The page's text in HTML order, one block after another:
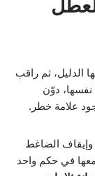
الدليل، ثم راقب
نفسها، دوّن
علامة خطر.
وإيقاف الضاغط
في حكم واحد